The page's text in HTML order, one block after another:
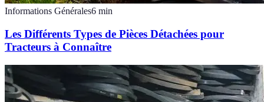
Informations Générales6 min
Les Différents Types de Pièces Détachées pour
Tracteurs à Connaître